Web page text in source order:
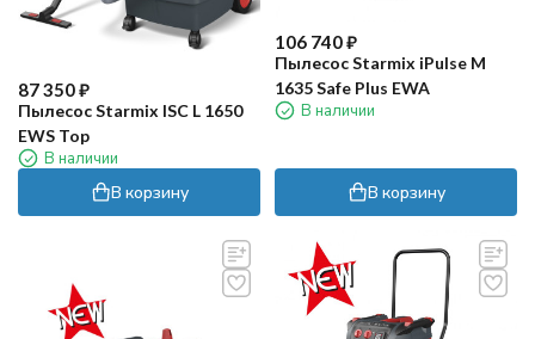
87 350₽
Пылесос Starmix ISC L 1650
EWS Top
В наличии
В корзину
106 740₽
Пылесос Starmix iPulse M
1635 Safe Plus EWA
В наличии
В корзину